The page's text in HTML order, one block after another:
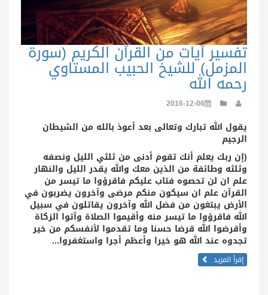
تفسير آيات من القرآن الكريم (سورة
المزمل) للشيخ الحبيب المستاوي
رحمه الله
2016-12-06
يقول الله تبارك وتعالى بعد أعوذ بالله من الشيطان
الرجيم
(إن ربك يعلم أنك تقوم أدنى من ثلثي الليل ونصفه
وثلثه وطائفة من الذين معك والله يقدر الليل والنهار
علم ان لن تحصوه فتاب عليكم فاقرؤوا ما تيسر من
القرآن علم ان سيكون منكم مرضى وآخرون يضربون في
الأرض يبتغون من فضل الله وآخرون يقاتلون في سبيل
الله فاقرؤوا ما تيسر منه وأقيموا الصلاة وآتوا الزكاة
وأقرضوا الله قرضا حسنا وما تقدموا لأنفسكم من خير
تجدوه عند الله هو خيرا وأعظم أجرا واستغفروا...
إقرأ المزيد